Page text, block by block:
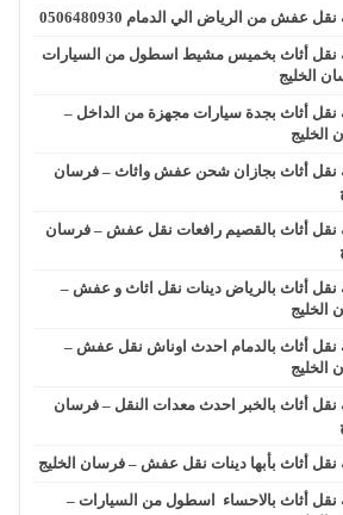
عفش من الرياض الي الدمام 0506480930
نقل أثاث بخميس مشيط اسطول من السيارات
الخليج
أثاث بجدة سيارات مجهزة من الداخل –
الخليج
نقل أثاث بجازان شحن عفش واثاث – فرسان
أثاث بالقصيم رافعات نقل عفش – فرسان
أثاث بالرياض دينات نقل اثاث و عفش –
الخليج
أثاث بالدمام احدث اوناش نقل عفش –
الخليج
أثاث بالخبر احدث معدات النقل – فرسان
أثاث بأبها دينات نقل عفش – فرسان الخليج
أثاث بالاحساء اسطول من السيارات –